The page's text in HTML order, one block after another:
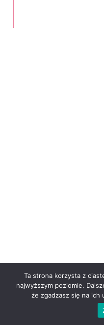
Zaobserwuj
Ta strona korzysta z
najwyższym poziomie.
że zgadzasz się na ich